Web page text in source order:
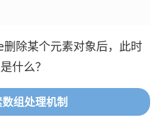
除某个元素对象后，此时
什么？
组处理机制